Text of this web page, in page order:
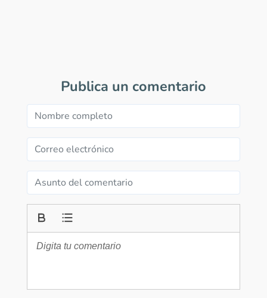
Publica un comentario